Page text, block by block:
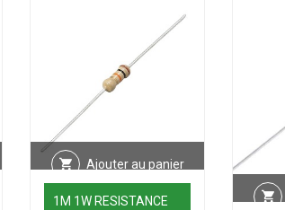
Ajouter au panier
1M 1W RESISTANCE